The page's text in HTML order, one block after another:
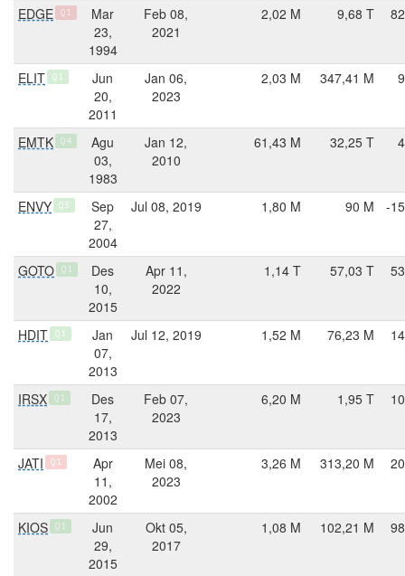
EDGE Q1
Mar
23,
1994
Feb 08,
2021
2,02 M 9,68 T
ELIT Q1
Jun
20,
2011
Jan 06,
2023
2,03 M 347,41 M
EMTK Q4
Agu
03,
1983
Jan 12,
2010
61,43 M 32,25 T
ENVY Q3
Sep
27,
2004
Jul 08, 2019 1,80 M 90 M -
GOTO Q1
Des
10,
2015
Apr 11,
2022
1,14 T 57,03 T
HDIT Q1
Jan
07,
2013
Jul 12, 2019 1,52 M 76,23 M
IRSX Q1
Des
17,
2013
Feb 07,
2023
6,20 M 1,95 T
JATI Q1
Apr
11,
2002
Mei 08,
2023
3,26 M 313,20 M
KIOS Q1
Jun
29,
2015
Okt 05,
2017
1,08 M 102,21 M